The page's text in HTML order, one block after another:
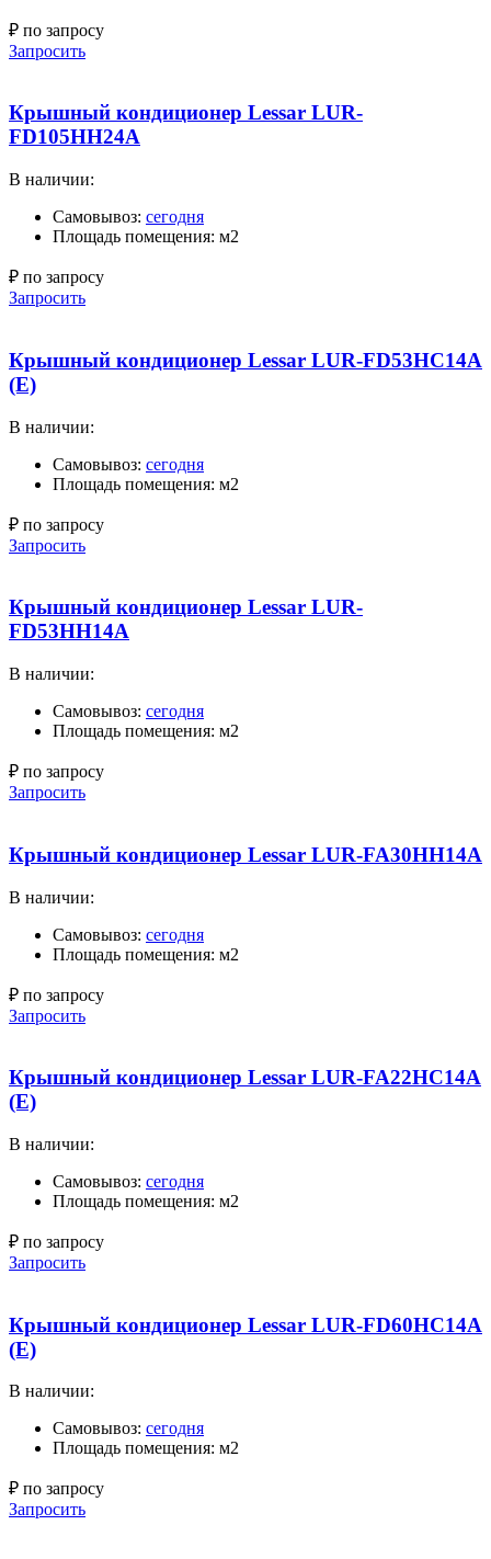
₽ по запросу
Запросить
Крышный кондиционер Lessar LUR-
FD105HH24A
В наличии:
Самовывоз: сегодня
Площадь помещения: м2
₽ по запросу
Запросить
Крышный кондиционер Lessar LUR-FD53HC14A
(E)
В наличии:
Самовывоз: сегодня
Площадь помещения: м2
₽ по запросу
Запросить
Крышный кондиционер Lessar LUR-
FD53HH14A
В наличии:
Самовывоз: сегодня
Площадь помещения: м2
₽ по запросу
Запросить
Крышный кондиционер Lessar LUR-FA30HH14A
В наличии:
Самовывоз: сегодня
Площадь помещения: м2
₽ по запросу
Запросить
Крышный кондиционер Lessar LUR-FA22HC14A
(E)
В наличии:
Самовывоз: сегодня
Площадь помещения: м2
₽ по запросу
Запросить
Крышный кондиционер Lessar LUR-FD60HC14A
(E)
В наличии:
Самовывоз: сегодня
Площадь помещения: м2
₽ по запросу
Запросить